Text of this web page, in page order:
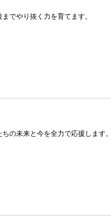
でやり抜く力を育てます。
の未来と今を全力で応援します。